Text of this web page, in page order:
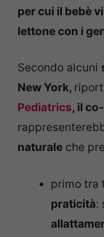
per cui il bebè
lettone con i
Secondo alcuni
New York,
Pediatrics, il
naturale che
primo tra
praticità: